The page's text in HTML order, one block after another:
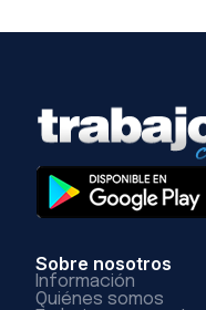
Sobre nosotros
Información
Quiénes somos